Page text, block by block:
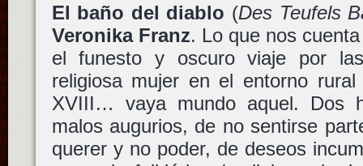
El baño del diablo (Des Teufels
Veronika Franz. Lo que nos
el funesto y oscuro viaje por
religiosa mujer en el entorno
XVIII… vaya mundo aquel. Dos
malos augurios, de no sentirse
querer y no poder, de deseos